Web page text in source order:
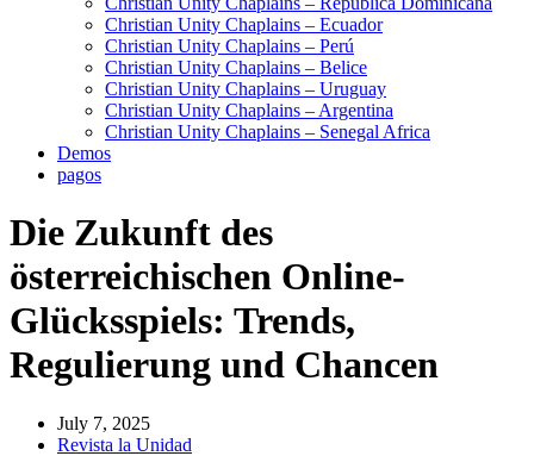
Christian Unity Chaplains – Ecuador
Christian Unity Chaplains – Perú
Christian Unity Chaplains – Belice
Christian Unity Chaplains – Uruguay
Christian Unity Chaplains – Argentina
Christian Unity Chaplains – Senegal Africa
Demos
pagos
Die Zukunft des
österreichischen Online-
Glücksspiels: Trends,
Regulierung und Chancen
July 7, 2025
Revista la Unidad